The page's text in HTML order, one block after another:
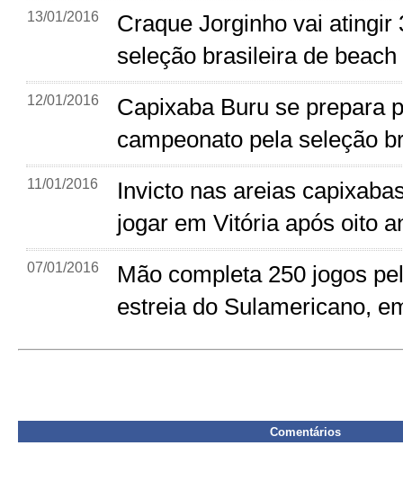
13/01/2016
Craque Jorginho vai atingir
seleção brasileira de
12/01/2016
Capixaba Buru se prepara
campeonato pela seleção
11/01/2016
Invicto nas areias
jogar em Vitória após oito
07/01/2016
Mão completa 250 jogos
estreia do Sulamericano,
Comentários